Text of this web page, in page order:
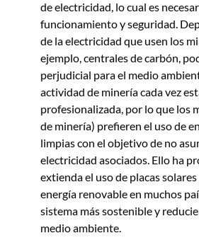
de electricidad, lo cual es
funcionamiento y seguridad.
de la electricidad que usen los
ejemplo, centrales de carbón,
perjudicial para el medio
actividad de minería cada vez
profesionalizada, por lo que los
de minería) prefieren el uso de
limpias con el objetivo de no
electricidad asociados. Ello ha
extienda el uso de placas
energía renovable en muchos
sistema más sostenible y
medio ambiente.